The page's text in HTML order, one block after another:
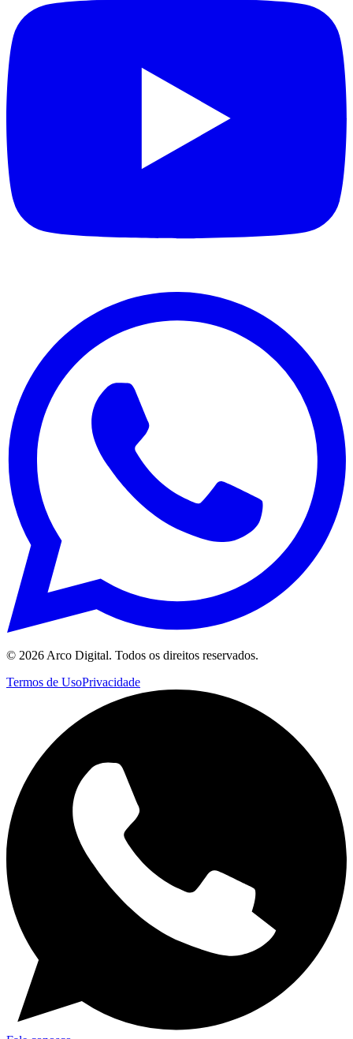
© 2026 Arco Digital. Todos os direitos reservados.
Termos de UsoPrivacidade